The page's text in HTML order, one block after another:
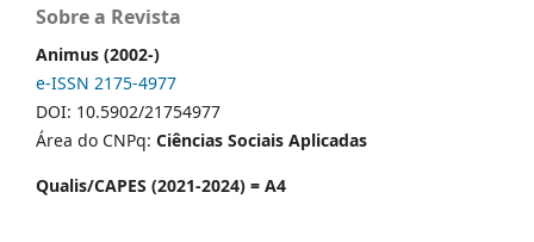
Sobre a Revista
Animus (2002-)
e-ISSN 2175-4977
DOI: 10.5902/21754977
Área do CNPq: Ciências Sociais Aplicadas
Qualis/CAPES (2021-2024) = A4